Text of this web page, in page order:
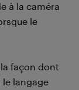
à la caméra
le
façon dont
le langage